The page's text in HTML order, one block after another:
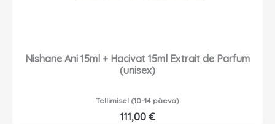
Nishane Ani 15ml + Hacivat 15ml Extrait de Parfum
(unisex)
Tellimisel (10–14 päeva)
111,00 €